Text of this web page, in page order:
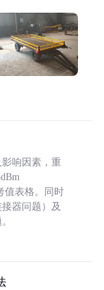
响因素，重
值表格。同时
器问题）及